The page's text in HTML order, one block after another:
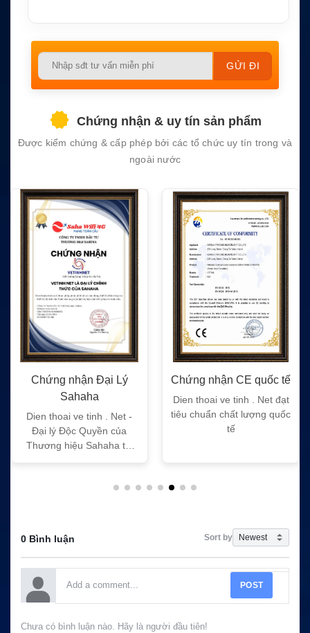
Please
empty.
Chứng nhận & uy tín sản phẩm
Được kiểm chứng & cấp phép bởi các tổ chức uy tín trong và
ngoài nước
Chứng nhận Đại Lý
Sahaha
Dien thoai ve tinh . Net -
Đại lý Độc Quyền của
Thương hiệu Sahaha tại
Chứng nhận CE quốc tế
Dien thoai ve tinh . Net đạt
tiêu chuẩn chất lượng quốc
tế
0 Bình luận Sort by
POST
Chưa có bình luận nào. Hãy là người đầu tiên!